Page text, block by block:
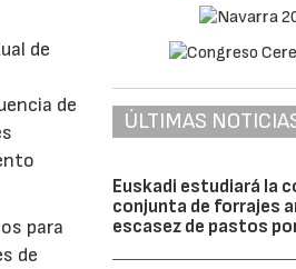
de
de
para
de
ÚLTIMAS
Euskadi estudiará la
conjunta de forrajes
escasez de pastos